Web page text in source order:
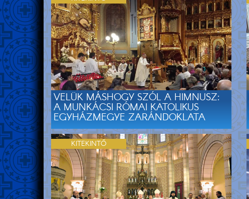
VELÜK MÁSHOGY SZÓL A HIMNUSZ:
A MUNKÁCSI RÓMAI KATOLIKUS
EGYHÁZMEGYE ZARÁNDOKLATA
KITEKINTŐ